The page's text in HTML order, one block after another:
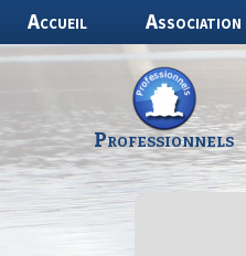
Aller
au
contenu
Accueil Association
Professionnels